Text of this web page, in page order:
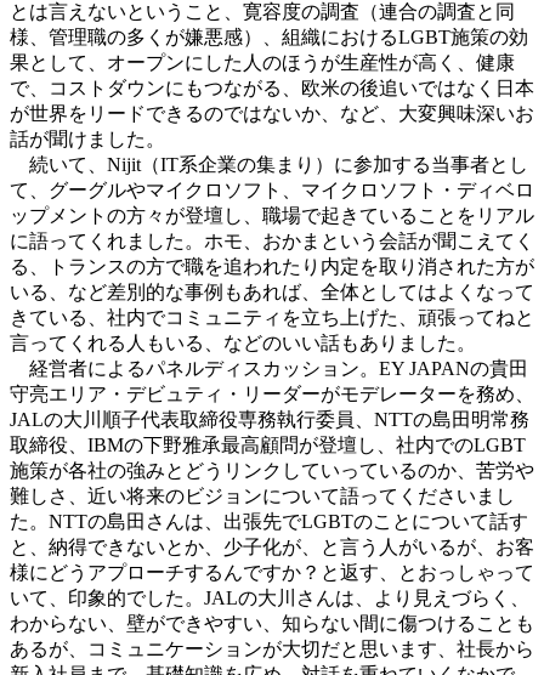
とは言えないということ、寛容度の調査（連合の調査と同
様、管理職の多くが嫌悪感）、組織におけるLGBT施策の効
果として、オープンにした人のほうが生産性が高く、健康
で、コストダウンにもつながる、欧米の後追いではなく日本
が世界をリードできるのではないか、など、大変興味深いお
話が聞けました。
続いて、Nijit（IT系企業の集まり）に参加する当事者とし
て、グーグルやマイクロソフト、マイクロソフト・ディベロ
ップメントの方々が登壇し、職場で起きていることをリアル
に語ってくれました。ホモ、おかまという会話が聞こえてく
る、トランスの方で職を追われたり内定を取り消された方が
いる、など差別的な事例もあれば、全体としてはよくなって
きている、社内でコミュニティを立ち上げた、頑張ってねと
言ってくれる人もいる、などのいい話もありました。
経営者によるパネルディスカッション。EY JAPANの貴田
守亮エリア・デビュティ・リーダーがモデレーターを務め、
JALの大川順子代表取締役専務執行委員、NTTの島田明常務
取締役、IBMの下野雅承最高顧問が登壇し、社内でのLGBT
施策が各社の強みとどうリンクしていっているのか、苦労や
難しさ、近い将来のビジョンについて語ってくださいまし
た。NTTの島田さんは、出張先でLGBTのことについて話す
と、納得できないとか、少子化が、と言う人がいるが、お客
様にどうアプローチするんですか？と返す、とおっしゃって
いて、印象的でした。JALの大川さんは、より見えづらく、
わからない、壁ができやすい、知らない間に傷つけることも
あるが、コミュニケーションが大切だと思います、社長から